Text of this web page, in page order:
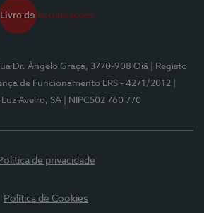
Dr. Ângelo Graça, 3770-908 Oiã
| Registo
de Funcionamento ERS - 4271/2012
Aveiro, SA
| NIPC502 760 770
de privacidade
Política de Cookies